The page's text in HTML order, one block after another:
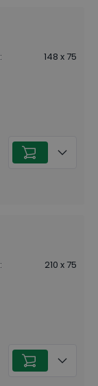
: 148 x 75
: 210 x 75